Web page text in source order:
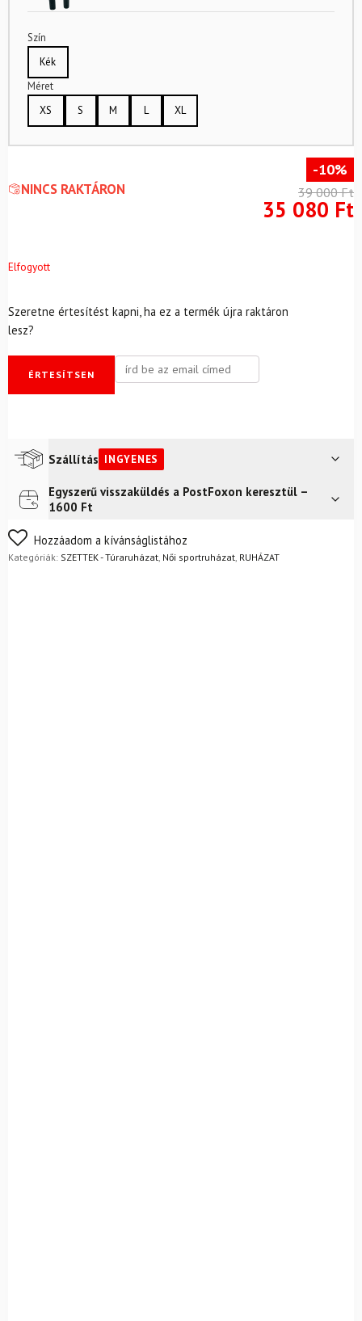
Szín
Kék
Méret
XS
S M L XL
NINCS RAKTÁRON
-10%
39 000Ft
35 080 Ft
Elfogyott
Szeretne értesítést kapni, ha ez a termék újra raktáron
lesz?
ÉRTESÍTSEN
Szállítás INGYENES
Futár a címreIngyenes
FoxPost
Egyszerű visszaküldés a PostFoxon keresztül –
1600 Ft
Nem biztos a választásában? Semmi gond – a terméket
egyszerűen visszaküldheti 14 napon belül, indoklás nélkül.
Hozzáadom a kívánságlistához
Kategóriák: SZETTEK - Túraruházat, Női sportruházat, RUHÁZAT